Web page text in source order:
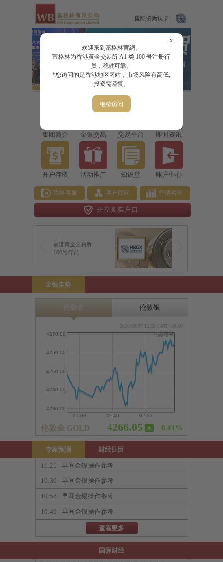
x
欢迎來到富格林官網。
富格林为香港黃金交易所 A1 类 100 号注册行
员，稳健可靠。
*您访问的是香港地区网站，市场风险有高低,
投资需谨慎。
继续访问
集团简介 金银交易 交易平台 即时资讯
开户存取 活动推广 知识堂 账户中心
联络客服 客户顾问 行情咨询
开立真实户口
香港黄金交易所
100号行员
金银走势
专家预测 财经日历
11:21 早间金银操作参考
10:39 早间金银操作参考
10:58 早间金银操作参考
10:49 早间金银操作参考
查看更多
国际财经